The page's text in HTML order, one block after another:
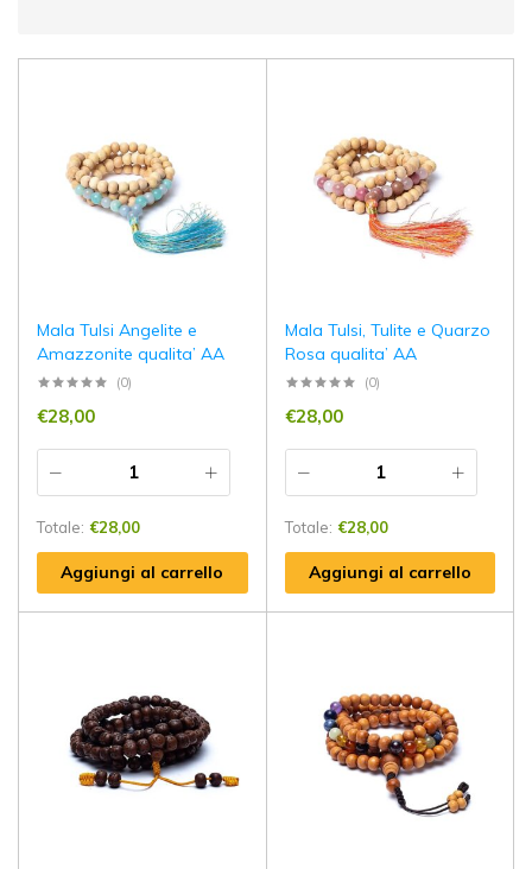
Mala Tulsi Angelite e
Amazzonite qualita’ AA
(0)
€28,00
Totale: €28,00
Aggiungi al carrello
Mala Tulsi, Tulite e Quarzo
Rosa qualita’ AA
(0)
€28,00
Totale: €28,00
Aggiungi al carrello